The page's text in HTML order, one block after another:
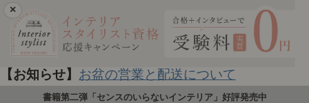
×
【お知らせ】 お盆の営業と配送について
書籍第二弾「センスのいらないインテリア」好評発売中